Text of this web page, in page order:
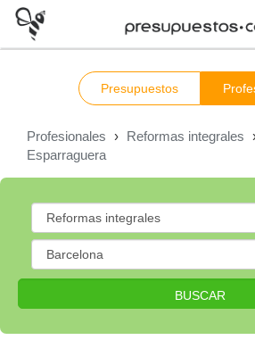
Presupuestos
Profesionales › Reformas integrales
Esparraguera
BUSCAR